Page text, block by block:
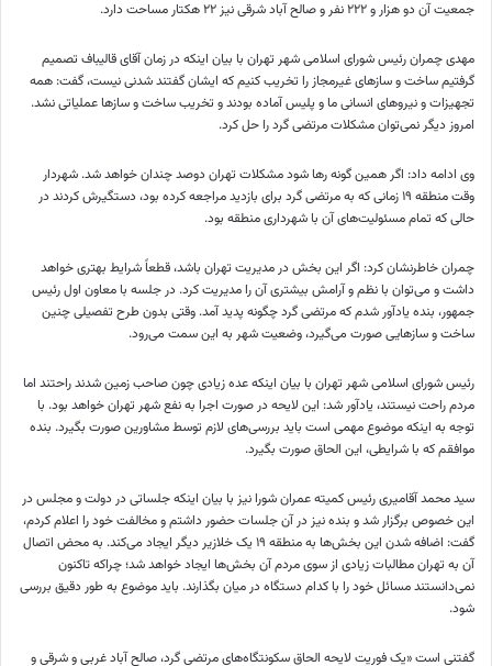
جمعیت آن دو هزار و ۲۲۲ نفر و صالح آباد شرقی نیز ۲۲ هکتار مساحت دارد.
مهدی چمران رئیس شورای اسلامی شهر تهران با بیان اینکه در زمان آقای قالیباف تصمیم
گرفتیم ساخت و سازهای غیرمجاز را تخریب کنیم که ایشان گفتند شدنی نیست، گفت: همه
تجهیزات و نیروهای انسانی ما و پلیس آماده بودند و تخریب ساخت و سازها عملیاتی نشد.
امروز دیگر نمی‌توان مشکلات مرتضی گرد را حل کرد.
وی ادامه داد: اگر همین گونه رها شود مشکلات تهران دوصدچندان خواهد شد. شهردار
وقت منطقه ۱۹ زمانی که به مرتضی گرد برای بازدید مراجعه کرده بود، دستگیرش کردند در
حالی که تمام مسئولیت‌های آن با شهرداری منطقه بود.
چمران خاطرنشان کرد: اگر این بخش در مدیریت تهران باشد، قطعاً شرایط بهتری خواهد
داشت و می‌توان با نظم و آرامش بیشتری آن را مدیریت کرد. در جلسه با معاون اول رئیس
جمهور، بنده یادآور شدم که مرتضی گرد چگونه پدید آمد. وقتی بدون طرح تفصیلی چنین
ساخت و سازهایی صورت می‌گیرد، وضعیت شهر به این سمت می‌رود.
رئیس شورای اسلامی شهر تهران با بیان اینکه عده زیادی چون صاحب زمین شدندراحتند اما
مردم راحت نیستند، یادآور شد: این لایحه در صورت اجرا به نفع شهر تهران خواهد بود. با
توجه به اینکه موضوع مهمی است باید بررسی‌های لازم توسط مشاورین صورت بگیرد. بنده
موافقم که با شرایطی، این الحاق صورت بگیرد.
سید محمد آقامیری رئیس کمیته عمران شورا نیز با بیان اینکه جلساتی در دولت و مجلس در
این خصوص برگزار شد و بنده نیز در آن جلسات حضور داشتم و مخالفت خود را اعلام کردم،
گفت: اضافه شدن این بخش‌ها به منطقه ۱۹ یک
خلازیر دیگر ایجاد می‌کند. به محض اتصال
آن به تهران مطالبات زیادی از سوی مردم آن بخش‌ها ایجاد خواهد شد؛ چراکه تاکنون
نمی‌دانستند مسائل خود را با کدام دستگاه در میان بگذارند. باید موضوع به طور دقیق بررسی
شود.
گفتنی است «یک فوریت لایحه الحاق سکونتگاه‌های مرتضی گرد، صالح آباد غربی و شرقی و